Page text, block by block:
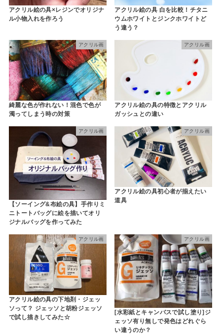
アクリル絵の具×レジンでオリジナ
ル小物入れを作ろう
アクリル絵の具 白を比較！チタニ
ウムホワイトとジンクホワイトど
う違う？
アクリル画
綺麗な色が作れない！混色で色が
濁ってしまう時の対策
アクリル画
アクリル絵の具の特徴とアクリル
ガッシュとの違い
アクリル画
【ソーイング&布絵の具】手作りミ
ニトートバッグに絵を描いてオリ
ジナルバッグを作ってみた
アクリル画
アクリル絵の具初心者が揃えたい
道具
アクリル画
アクリル絵の具の下地剤・ジェッ
ソって？ ジェッソと胡粉ジェッソ
で試し描きしてみた☆
アクリル画
[水彩紙とキャンバスで試し塗り]ジ
ェッソ有り無しで発色はどれぐら
い違うのか？